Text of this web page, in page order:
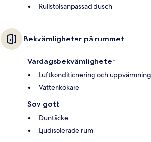
Rullstolsanpassad dusch
Bekvämligheter på rummet
Vardagsbekvämligheter
Luftkonditionering och uppvärmning
Vattenkokare
Sov gott
Duntäcke
Ljudisolerade rum